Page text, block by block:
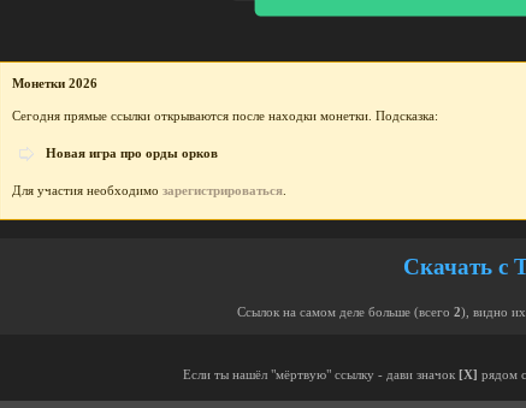
Монетки 2026
Сегодня прямые ссылки открываются после находки монетки. Подсказка:
Новая игра про орды орков
Для участия необходимо зарегистрироваться
Скачать с
Ссылок на самом деле больше (всего 2), видно их
Если ты нашёл "мёртвую" ссылку - дави значок [X] рядом